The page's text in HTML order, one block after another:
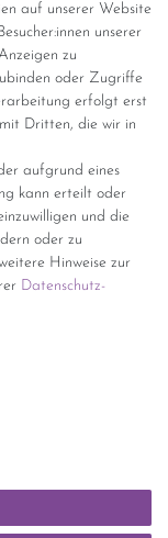
auf unserer Website
unserer
zu
oder Zugriffe
erfolgt erst
Dritten, die wir in
aufgrund eines
kann erteilt oder
und die
oder zu
Hinweise zur
Daten­schutz­
) inkl. MwSt.
wir dieses an.
gem. § 25a
der
nicht.)